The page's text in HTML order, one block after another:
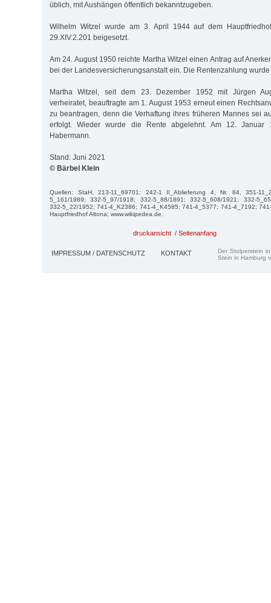
üblich, mit Aushängen öffentlich bekanntzugeben.
Wilhelm Witzel wurde am 3. April 1944 auf dem
29.XIV.2.201 beigesetzt.
Am 24. August 1950 reichte Martha Witzel einen Antrag auf
bei der Landesversicherungsanstalt ein. Die Rentenzahlung
Martha Witzel, seit dem 23. Dezember 1952 mit Jürgen
verheiratet, beauftragte am 1. August 1953 erneut einen
zu beantragen, denn die Verhaftung ihres früheren Mannes sei
erfolgt. Wieder wurde die Rente abgelehnt. Am 12. Januar
Habermann.
Stand: Juni 2021
© Bärbel Klein
Quellen: StaH, 213-11_69701; 242-1 II_Ablieferung 4, Nr. 84, 351-
5_161/1989; 332-5_97/1918; 332-5_88/1891; 332-5_608/1921; 332-
332-5_22/1952; 741-4_K2386; 741-4_K4585; 741-4_5377; 741-4_7192;
Hauptfriedhof Altona; www.wikipedea.de.
druckansicht / Seitenanfang
IMPRESSUM / DATENSCHUTZ KONTAKT
Der Stolperstein
Stein in Hamburg